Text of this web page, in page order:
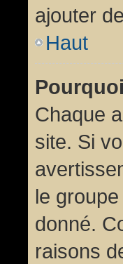
ajouter
Haut
Chaque
site. Si
le
donné.
raisons